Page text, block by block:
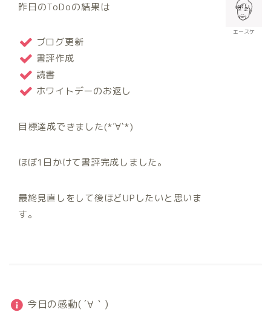
エースケ
昨日のToDoの結果は
ブログ更新
書評作成
読書
ホワイトデーのお返し
目標達成できました(*´∀`*)
ほぼ1日かけて書評完成しました。
最終見直しをして後ほどUPしたいと思いま
す。
今日の感動( ´∀｀)